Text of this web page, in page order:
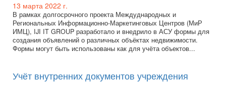
13 марта 2022 г.
В рамках долгосрочного проекта Междуднародных и
Региональных Информационно-Маркетинговых Центров (МиР
ИМЦ), IJI IT GROUP разработало и внедрило в АСУ формы для
создания объявлений о различных объёктах недвижимости.
Формы могут быть использованы как для учёта объектов...
Учёт внутренних документов учреждения